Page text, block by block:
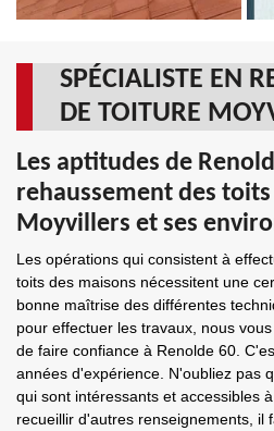
SPÉCIALISTE EN
DE TOITURE
Les aptitudes de
rehaussement des
Moyvillers et ses
Les opérations qui consistent à
toits des maisons nécessitent une
bonne maîtrise des différentes
pour effectuer les travaux, nous
de faire confiance à Renolde 60.
années d'expérience. N'oubliez pas
qui sont intéressants et accessibles
recueillir d'autres renseignements, il